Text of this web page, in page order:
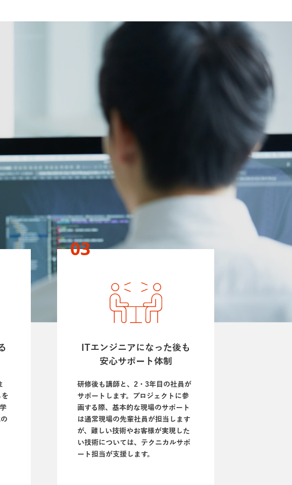
BREXA SOLVIAの強み
社員インタビュー
種紹介
BLOG
03
ITエンジニアになった後も
安心サポート体制
研修後も講師と、2・3年目の社員が
サポートします。プロジェクトに参
画する際、基本的な現場のサポート
は通常現場の先輩社員が担当します
が、難しい技術やお客様が実現した
い技術については、テクニカルサポ
ート担当が支援します。